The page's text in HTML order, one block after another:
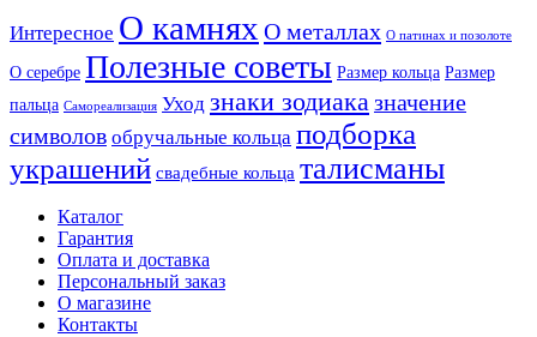
Интересное О камнях О металлах О патинах и позолоте
О серебре Полезные советы Размер кольца Размер
пальца Самореализация Уход знаки зодиаказначение
символов обручальные кольца подборка
украшений свадебные кольца талисманы
Каталог
Гарантия
Оплата и доставка
Персональный заказ
О магазине
Контакты